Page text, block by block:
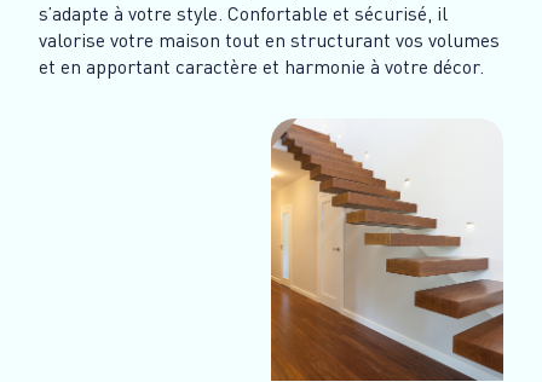
s’adapte à votre style. Confortable et sécurisé, il
valorise votre maison tout en structurant vos volumes
et en apportant caractère et harmonie à votre décor.